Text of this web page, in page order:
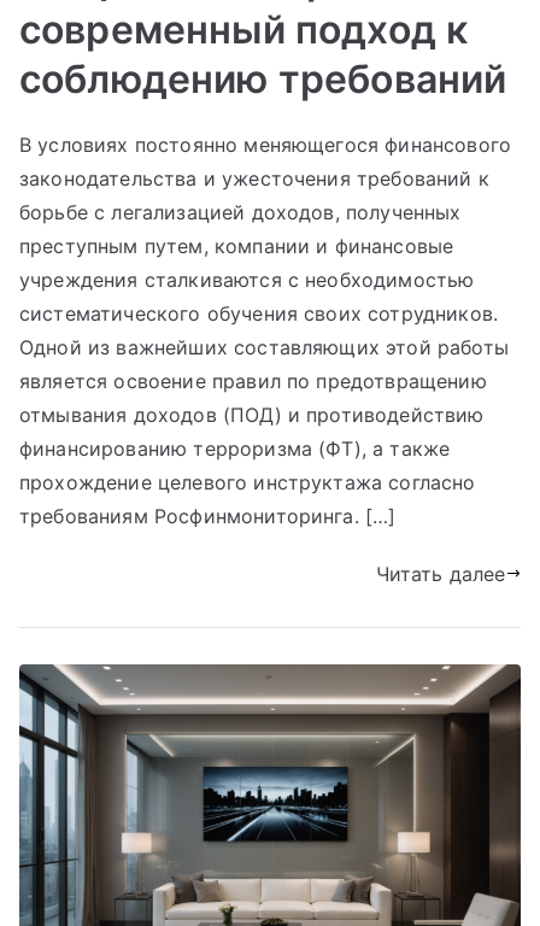
современный подход к
соблюдению требований
В условиях постоянно меняющегося финансового
законодательства и ужесточения требований к
борьбе с легализацией доходов, полученных
преступным путем, компании и финансовые
учреждения сталкиваются с необходимостью
систематического обучения своих сотрудников.
Одной из важнейших составляющих этой работы
является освоение правил по предотвращению
отмывания доходов (ПОД) и противодействию
финансированию терроризма (ФТ), а также
прохождение целевого инструктажа согласно
требованиям Росфинмониторинга. […]
Читать далее